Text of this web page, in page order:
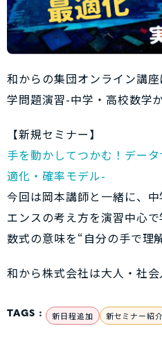
和からの集団オンライン講
学問題演習-中学・高校数学
【新規セミナー】
手を動かしてつかむ！デー
適化・確率モデル-
今回は岡本講師と一緒に、
エンスの考え方を演習中心で
数式の意味を“自分の手で理
和から株式会社は大人・社
TAGS : 新日程追加 新セミナー紹介